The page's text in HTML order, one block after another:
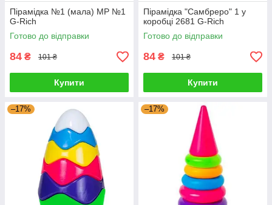
Пірамідка №1 (мала) МР №1
G-Rich
Готово до відправки
84 ₴ 101 ₴
Купити
Пірамідка "Самбреро" 1 у
коробці 2681 G-Rich
Готово до відправки
84 ₴ 101 ₴
Купити
–17% –17%